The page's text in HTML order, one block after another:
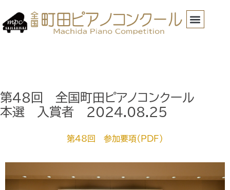
第48回 全国町田ピアノコンクール
本選 入賞者 2024.08.25
第48回 参加要項（PDF）